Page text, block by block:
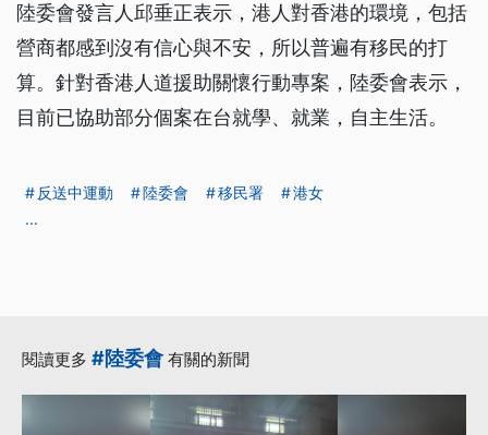
陸委會發言人邱垂正表示，港人對香港的環境，包括
營商都感到沒有信心與不安，所以普遍有移民的打
算。針對香港人道援助關懷行動專案，陸委會表示，
目前已協助部分個案在台就學、就業，自主生活。
反送中運動 陸委會 移民署
港女
...
閱讀更多 #陸委會 有關的新聞